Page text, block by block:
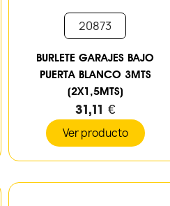
20873
BURLETE GARAJES BAJO
PUERTA BLANCO 3MTS
(2X1,5MTS)
31,11 €
Ver producto